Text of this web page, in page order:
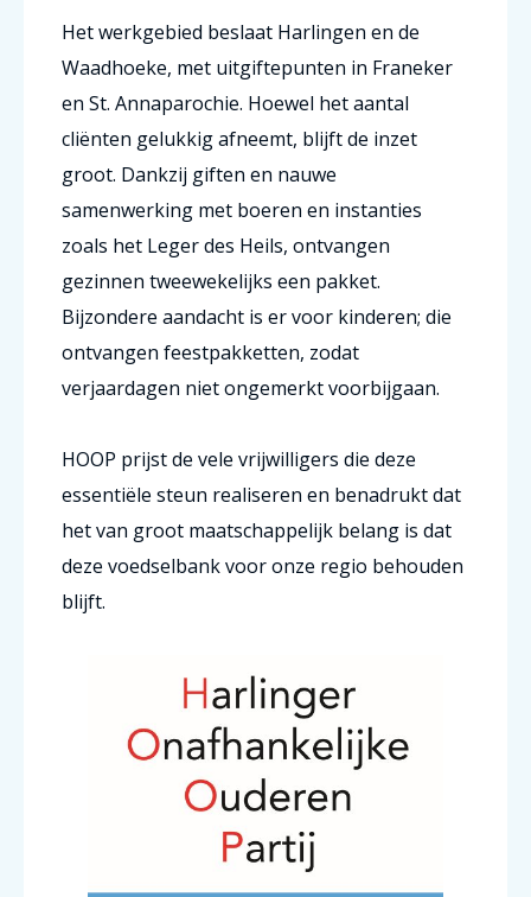
Het werkgebied beslaat Harlingen en de
Waadhoeke, met uitgiftepunten in Franeker
en St. Annaparochie. Hoewel het aantal
cliënten gelukkig afneemt, blijft de inzet
groot. Dankzij giften en nauwe
samenwerking met boeren en instanties
zoals het Leger des Heils, ontvangen
gezinnen tweewekelijks een pakket.
Bijzondere aandacht is er voor kinderen; die
ontvangen feestpakketten, zodat
verjaardagen niet ongemerkt voorbijgaan.
HOOP prijst de vele vrijwilligers die deze
essentiële steun realiseren en benadrukt dat
het van groot maatschappelijk belang is dat
deze voedselbank voor onze regio behouden
blijft.